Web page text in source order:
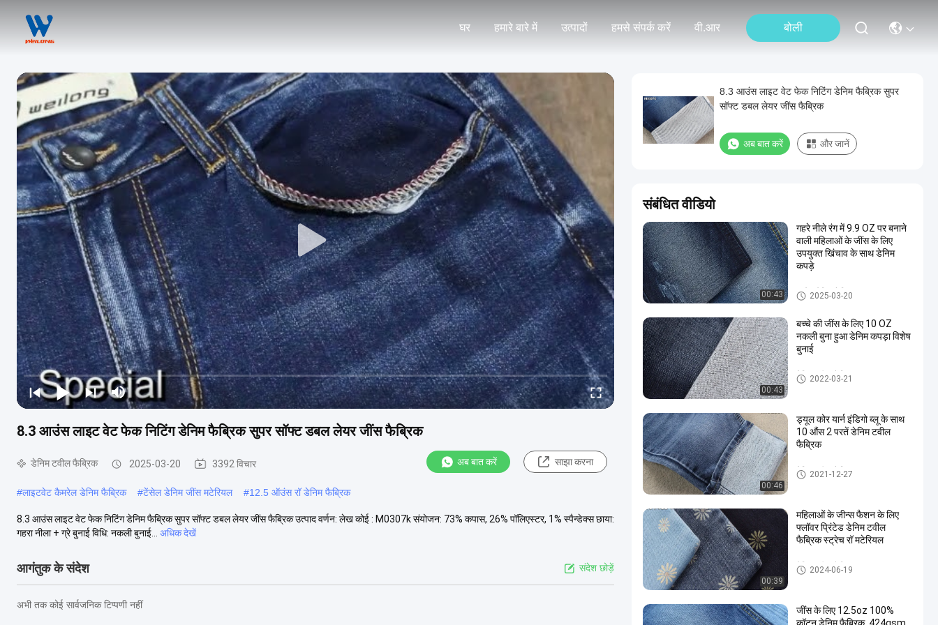
घर हमारे बारे में उत्पादों हमसे संपर्क करें वी.आर बोली
8.3 आउंस लाइट वेट फेक निटिंग डेनिम फैब्रिक सुपर सॉफ्ट डबल लेयर जींस फैब्रिक
डेनिम टवील फैब्रिक 2025-03-20 3392 विचार अब बात करें साझा करना
#लाइटवेट कैमरेल डेनिम फैब्रिक #टेंसेल डेनिम जींस मटेरियल #12.5 ऑउंस रॉ डेनिम फैब्रिक
8.3 आउंस लाइट वेट फेक निटिंग डेनिम फैब्रिक सुपर सॉफ्ट डबल लेयर जींस फैब्रिक उत्पाद वर्णन: लेख कोई : M0307k संयोजन: 73% कपास, 26% पॉलिएस्टर, 1% स्पैन्डेक्स छाया:
गहरा नीला + ग्रे बुनाई विधि: नकली बुनाई...
अधिक देखें
आगंतुक के संदेश संदेश छोड़ें
अभी तक कोई सार्वजनिक टिप्पणी नहीं
8.3 आउंस लाइट वेट फेक निटिंग डेनिम फैब्रिक सुपर
सॉफ्ट डबल लेयर जींस फैब्रिक
अब बात करें और जानें
संबंधित वीडियो
00:43
गहरे नीले रंग में 9.9 OZ पर बनाने
वाली महिलाओं के जींस के लिए
उपयुक्त खिंचाव के साथ डेनिम
कपड़े
स्ट्रेच डेनिम फैब्रिक
2025-03-20
00:43
बच्चे की जींस के लिए 10 OZ
नकली बुना हुआ डेनिम कपड़ा विशेष
बुनाई
डेनिम टवील फैब्रिक
2022-03-21
00:46
ड्यूल कोर यार्न इंडिगो ब्लू के साथ
10 औंस 2 परतें डेनिम टवील
फैब्रिक
डेनिम टवील फैब्रिक
2021-12-27
00:39
महिलाओं के जीन्स फैशन के लिए
फ्लॉवर प्रिंटेड डेनिम टवील
फैब्रिक स्ट्रेच रॉ मटेरियल
डेनिम टवील फैब्रिक
2024-06-19
जींस के लिए 12.5oz 100%